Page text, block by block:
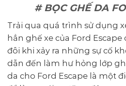
# BỌC GHẾ DA
Trải qua quá trình sử dụng
hẳn ghế xe của Ford Escape
đôi khi xảy ra những sự cố
dẫn đến làm hư hỏng lớp
da cho Ford Escape là một